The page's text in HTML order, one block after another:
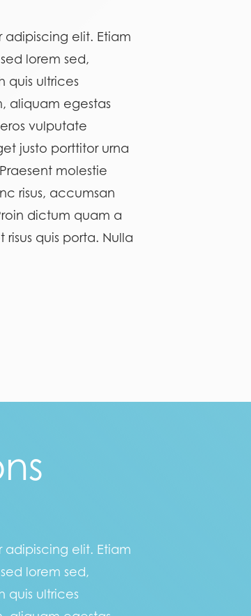
adipiscing elit. Etiam
lorem sed,
quis ultrices
aliquam egestas
vulputate
justo porttitor urna
molestie
risus, accumsan
dictum quam a
quis porta. Nulla
adipiscing elit. Etiam
lorem sed,
quis ultrices